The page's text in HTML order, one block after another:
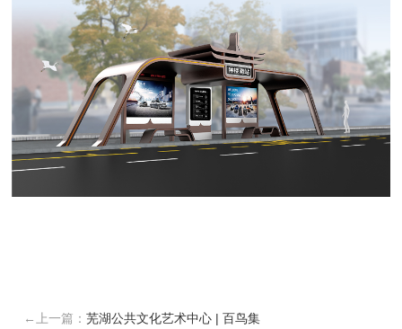
←上一篇：芜湖公共文化艺术中心 | 百鸟集